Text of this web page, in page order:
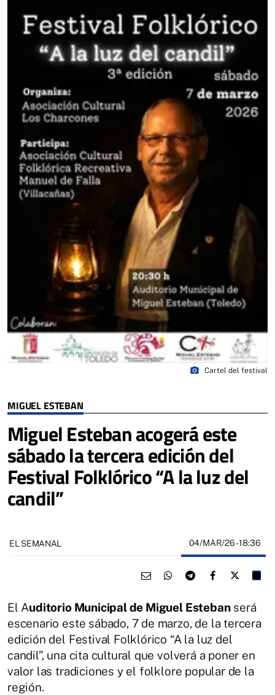
MIGUEL ESTEBAN
Miguel Esteban acogerá este
sábado la tercera edición del
Festival Folklórico “A la luz del
candil”
photo_camera Cartel del festival
EL SEMANAL 04/MAR/26- 18:36
El Auditorio Municipal de Miguel Estebanserá
escenario este sábado, 7 de marzo, de la tercera
edición del Festival Folklórico “A la luz del
candil”, una cita cultural que volverá a poner en
valor las tradiciones y el folklore popular de la
región.